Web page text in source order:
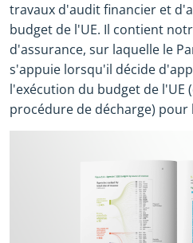
travaux d'audit financier et
budget de l'UE. Il contient
d'assurance, sur laquelle le
s'appuie lorsqu'il décide
l'exécution du budget de l'UE
procédure de décharge) pour